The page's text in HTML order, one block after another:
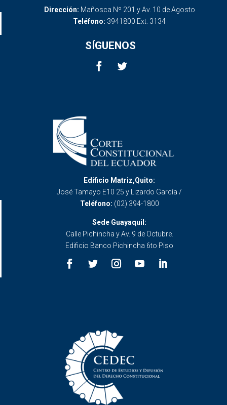
Dirección: Mañosca Nº 201 y Av. 10 de Agosto
Teléfono: 3941800 Ext. 3134
SÍGUENOS
Edificio Matriz,Quito:
José Tamayo E10 25 y Lizardo García /
Teléfono: (02) 394-1800
Sede Guayaquil:
Calle Pichincha y Av. 9 de Octubre.
Edificio Banco Pichincha 6to Piso